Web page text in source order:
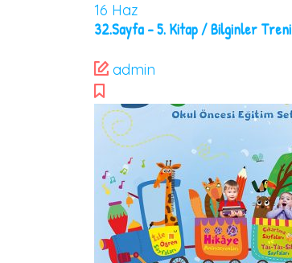
16 Haz
32.Sayfa – 5. Kitap / Bilginler Treni
admin